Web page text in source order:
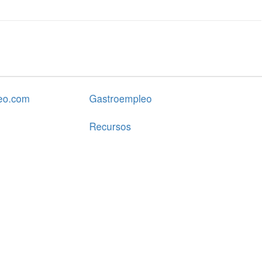
Gastroempleo
Recursos